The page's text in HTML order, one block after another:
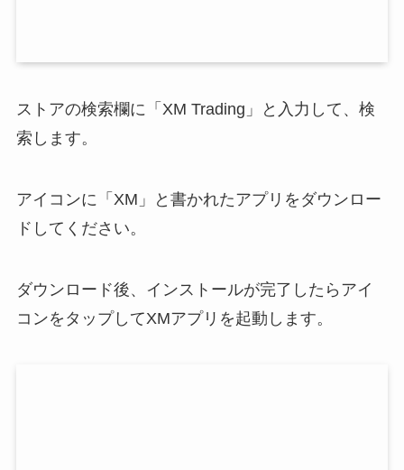
ストアの検索欄に「XM Trading」と入力して、検
索します。
アイコンに「XM」と書かれたアプリをダウンロー
ドしてください。
ダウンロード後、インストールが完了したらアイ
コンをタップしてXMアプリを起動します。